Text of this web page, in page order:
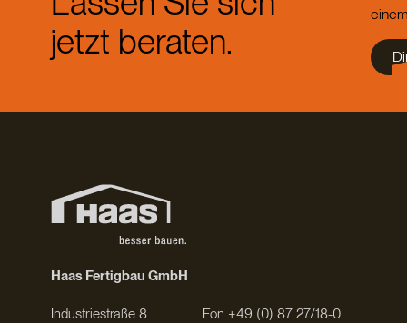
jetzt beraten.
Haas Fertigbau GmbH
Industriestraße 8
Fon +49 (0) 87 27/18-0